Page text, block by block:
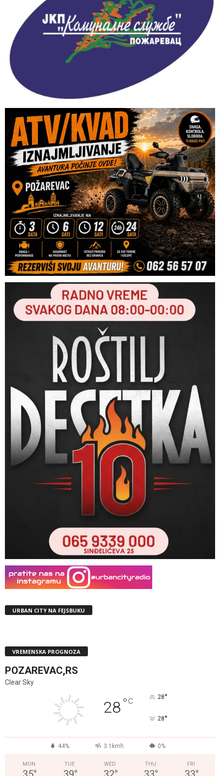
URBAN CITY NA FEJSBUKU
VREMENSKA PROGNOZA
POZAREVAC,RS
Clear Sky
28°C 28°
28°
44% 3.1kmh 0%
MON TUE WED THU FRI